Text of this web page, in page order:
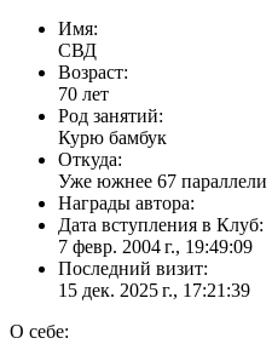
Имя:
СВД
Возраст:
70 лет
Род занятий:
Курю бамбук
Откуда:
Уже южнее 67 параллели
Награды автора:
Дата вступления в Клуб:
7 февр. 2004 г., 19:49:09
Последний визит:
15 дек. 2025 г., 17:21:39
О себе: